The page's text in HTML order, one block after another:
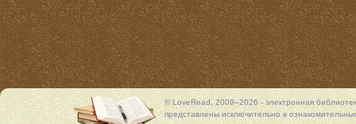
© LoveRead, 2009–2026 - электронная
представлены исключительно в